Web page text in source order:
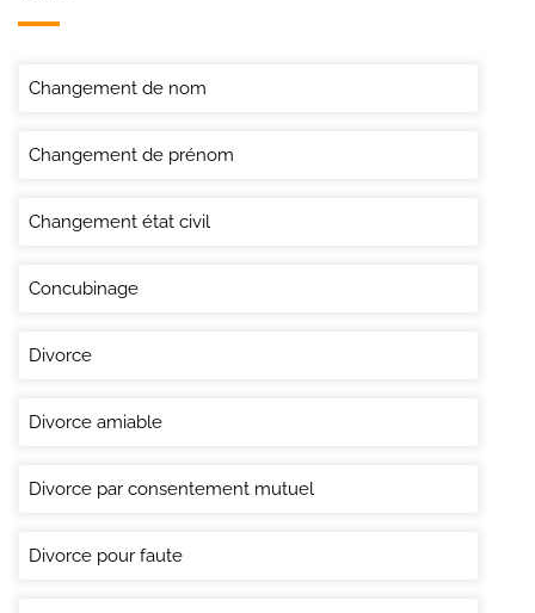
Changement de nom
Changement de prénom
Changement état civil
Concubinage
Divorce
Divorce amiable
Divorce par consentement mutuel
Divorce pour faute